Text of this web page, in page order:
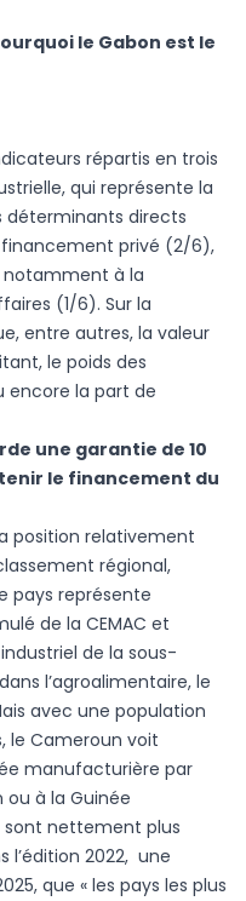
le Gabon est le
répartis en trois
qui représente la
directs
privé (2/6),
notamment à la
(1/6). Sur la
entre autres, la valeur
le poids des
encore la part de
une garantie de 10
le financement du
position relativement
régional,
pays représente
de la CEMAC et
de la sous-
l’agroalimentaire, le
avec une population
le Cameroun voit
manufacturière par
à la Guinée
sont nettement plus
l’édition 2022, une
que « les pays les plus